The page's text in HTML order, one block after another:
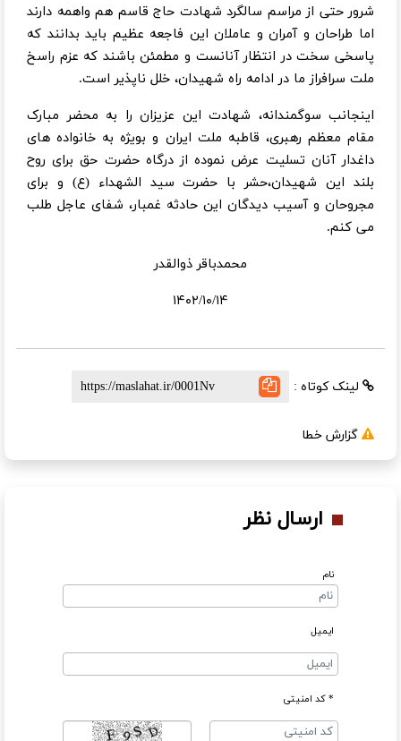
شرور حتی از مراسم سالگرد شهادت حاج قاسم هم واهمه دارند
اما طراحان و آمران و عاملان این فاجعه عظیم باید بدانند که
پاسخی سخت در انتظار آنانست و مطمئن باشند که عزم راسخ
ملت سرافراز ما در ادامه راه شهیدان، خلل ناپذیر است.
اینجانب سوگمندانه، شهادت این عزیزان را به محضر مبارک
مقام معظم رهبری، قاطبه ملت ایران و بویژه به خانواده های
داغدار آنان تسلیت عرض نموده از درگاه حضرت حق برای روح
بلند این شهیدان،حشر با حضرت سید الشهداء (ع) و برای
مجروحان و آسیب دیدگان این حادثه غمبار، شفای عاجل طلب
می کنم.
محمدباقر ذوالقدر
۱۴۰۲/۱۰/۱۴
لینک کوتاه :
گزارش خطا
ارسال نظر
نام
ایمیل
* کد امنیتی